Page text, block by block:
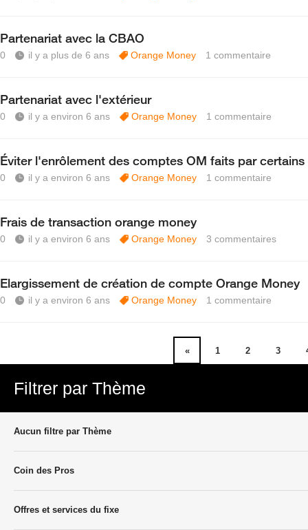
Partenariat avec la CBAO
0 il y a plus de 6 ans Orange Money 1 commentaire
Partenariat avec l'extérieur
0 il y a environ 6 ans Orange Money 1 commentaire
Éviter l'enrôlement des comptes OM faits par certains
0 il y a environ 6 ans Orange Money 1 commentaire
Frais de transaction orange money
0 il y a environ 6 ans Orange Money 3 commentaires
Elargissement de création de compte Orange Money
0 il y a environ 6 ans Orange Money 1 commentaire
« 1 2 3
Filtrer par Thème
Aucun filtre par Thème
Coin des Pros
Offres et services du fixe